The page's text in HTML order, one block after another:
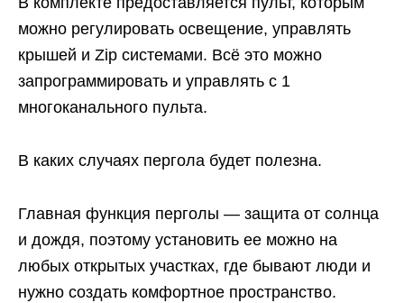
можно регулировать освещение, управлять
крышей и Zip системами. Всё это можно
запрограммировать и управлять с 1
многоканального пульта.
В каких случаях пергола будет полезна.
Главная функция перголы — защита от солнца
и дождя, поэтому установить ее можно на
любых открытых участках, где бывают люди и
нужно создать комфортное пространство.